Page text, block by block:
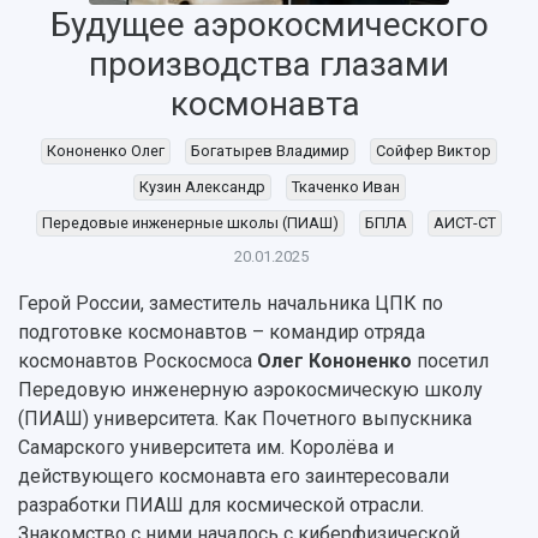
НАЗАД
Об университете
История
Новости
Главные новости
Образование
Почему я выбираю Самарский университет?
Научно-исследовательская деятельность
Основные научные направления
Будущее аэрокосмического
производства глазами
космонавта
Кононенко Олег Богатырев Владимир
Сойфер Виктор
Кузин Александр
Ткаченко Иван
Передовые инженерные школы (ПИАШ)
БПЛА
АИСТ-СТ
20.01.2025
Герой России, заместитель начальника ЦПК по
подготовке космонавтов – командир отряда
космонавтов Роскосмоса Олег Кононенко посетил
Передовую инженерную аэрокосмическую школу
(ПИАШ) университета. Как Почетного выпускника
Самарского университета им. Королёва и
действующего космонавта его заинтересовали
разработки ПИАШ для космической отрасли.